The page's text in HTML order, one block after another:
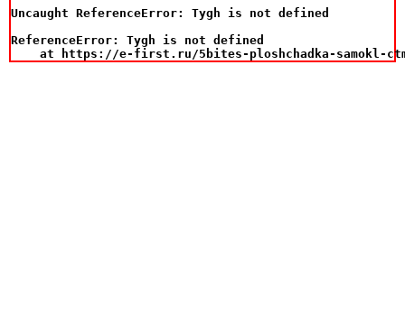
Uncaught ReferenceError: Tygh is not defined
ReferenceError: Tygh is not defined
at https://e-first.ru/5bites-ploshchadka-samokl-